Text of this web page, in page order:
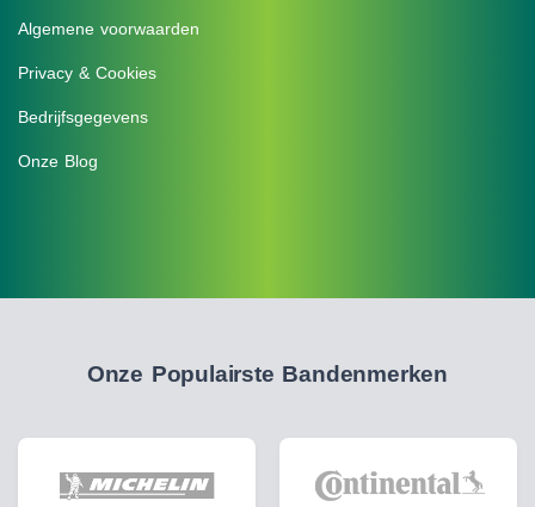
Algemene voorwaarden
Privacy & Cookies
Bedrijfsgegevens
Onze Blog
Onze Populairste Bandenmerken